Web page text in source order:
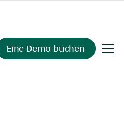
Eine Demo buchen